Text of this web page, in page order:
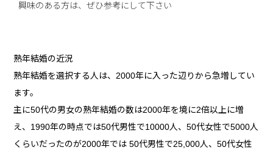
興味のある方は、ぜひ参考にして下さい
熟年結婚の近況
熟年結婚を選択する人は、2000年に入った辺りから急増してい
ます。
主に50代の男女の熟年結婚の数は2000年を境に2倍以上に増
え、1990年の時点では50代男性で10000人、50代女性で5000人
くらいだったのが2000年では 50代男性で25,000人、50代女性